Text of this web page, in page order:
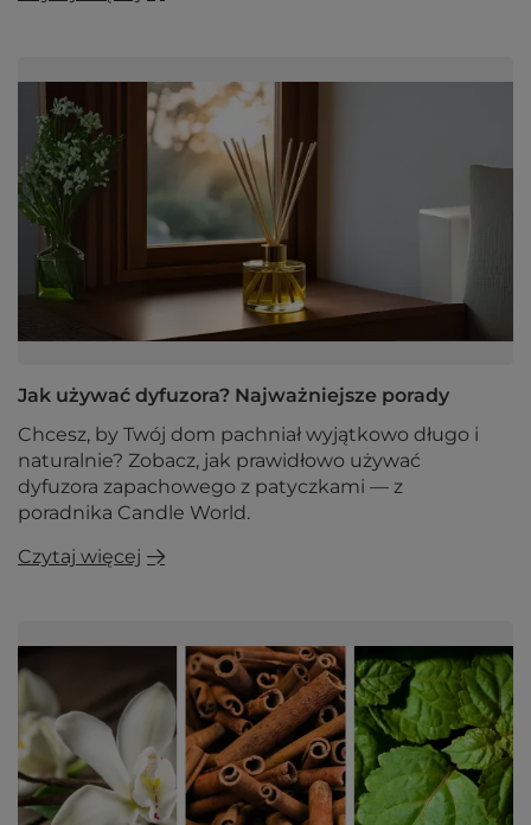
Jak używać dyfuzora? Najważniejsze porady
Chcesz, by Twój dom pachniał wyjątkowo długo i
naturalnie? Zobacz, jak prawidłowo używać
dyfuzora zapachowego z patyczkami — z
poradnika Candle World.
Czytaj więcej